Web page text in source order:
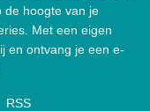
de hoogte van je
Met een eigen
en ontvang je een e-
RSS